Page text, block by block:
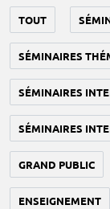
TOUT
SÉMINAIRES
SÉMINAIRES
SÉMINAIRES
GRAND PUBLIC
ENSEIGNEMENT